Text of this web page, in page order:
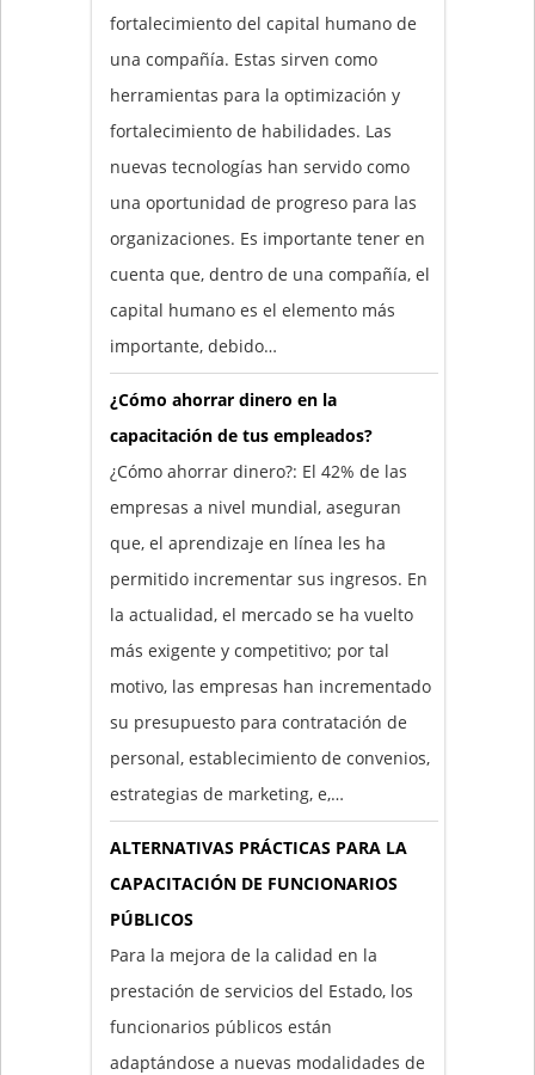
fortalecimiento del capital humano de
una compañía. Estas sirven como
herramientas para la optimización y
fortalecimiento de habilidades. Las
nuevas tecnologías han servido como
una oportunidad de progreso para las
organizaciones. Es importante tener en
cuenta que, dentro de una compañía, el
capital humano es el elemento más
importante, debido…
¿Cómo ahorrar dinero en la
capacitación de tus empleados?
¿Cómo ahorrar dinero?: El 42% de las
empresas a nivel mundial, aseguran
que, el aprendizaje en línea les ha
permitido incrementar sus ingresos. En
la actualidad, el mercado se ha vuelto
más exigente y competitivo; por tal
motivo, las empresas han incrementado
su presupuesto para contratación de
personal, establecimiento de convenios,
estrategias de marketing, e,…
ALTERNATIVAS PRÁCTICAS PARA LA
CAPACITACIÓN DE FUNCIONARIOS
PÚBLICOS
Para la mejora de la calidad en la
prestación de servicios del Estado, los
funcionarios públicos están
adaptándose a nuevas modalidades de